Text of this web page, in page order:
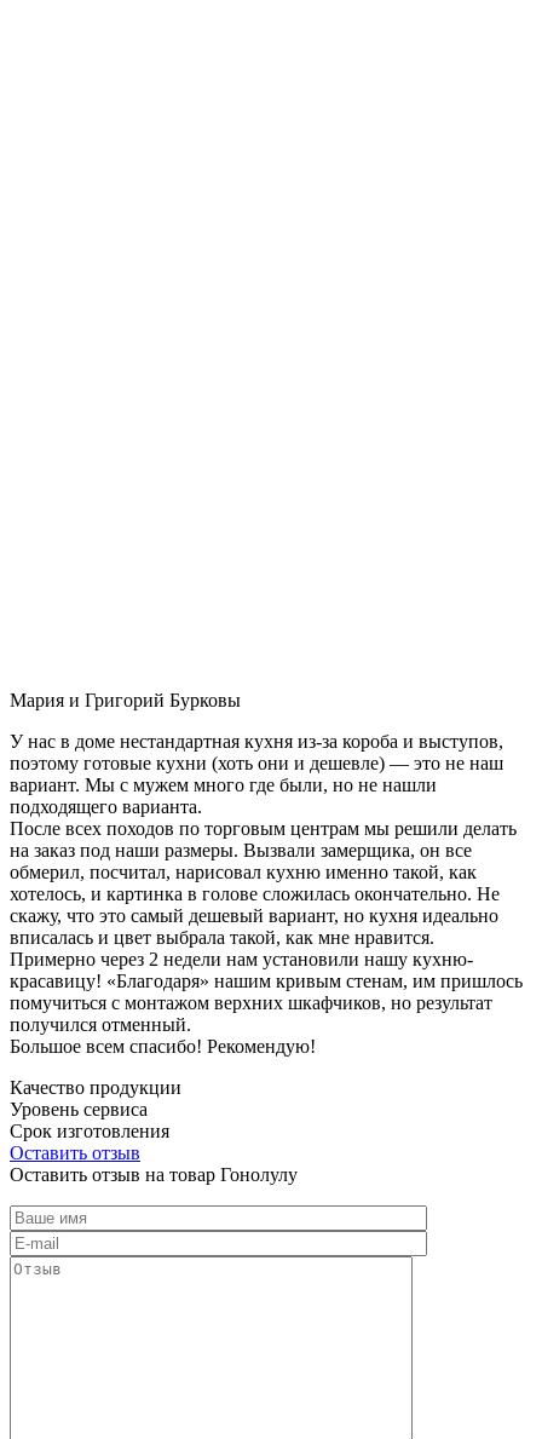
Мария и Григорий Бурковы
У нас в доме нестандартная кухня из-за короба и выступов,
поэтому готовые кухни (хоть они и дешевле) — это не наш
вариант. Мы с мужем много где были, но не нашли
подходящего варианта.
После всех походов по торговым центрам мы решили делать
на заказ под наши размеры. Вызвали замерщика, он все
обмерил, посчитал, нарисовал кухню именно такой, как
хотелось, и картинка в голове сложилась окончательно. Не
скажу, что это самый дешевый вариант, но кухня идеально
вписалась и цвет выбрала такой, как мне нравится.
Примерно через 2 недели нам установили нашу кухню-
красавицу! «Благодаря» нашим кривым стенам, им пришлось
помучиться с монтажом верхних шкафчиков, но результат
получился отменный.
Большое всем спасибо! Рекомендую!
Качество продукции
Уровень сервиса
Срок изготовления
Оставить отзыв
Оставить отзыв на товар Гонолулу